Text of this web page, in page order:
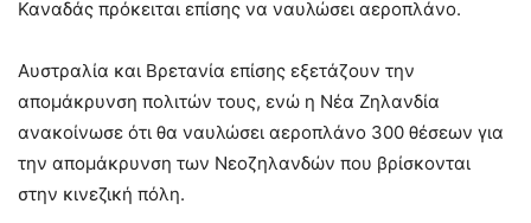
Καναδάς πρόκειται επίσης να ναυλώσει αεροπλάνο.
Αυστραλία και Βρετανία επίσης εξετάζουν την
απομάκρυνση πολιτών τους, ενώ η Νέα Ζηλανδία
ανακοίνωσε ότι θα ναυλώσει αεροπλάνο 300 θέσεων για
την απομάκρυνση των Νεοζηλανδών που βρίσκονται
στην κινεζική πόλη.